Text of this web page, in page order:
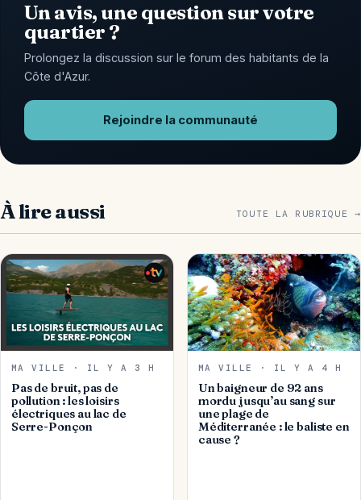
Un avis, une question sur votre
quartier ?
Prolongez la discussion sur le forum des habitants de la
Côte d'Azur.
Rejoindre la communauté
À lire aussi TOUTE LA RUBRIQUE →
MA VILLE · IL Y A 3 H
Pas de bruit, pas de
pollution : les loisirs
électriques au lac de
Serre-Ponçon
MA VILLE · IL Y A 4 H
Un baigneur de 92 ans
mordu jusqu’au sang sur
une plage de
Méditerranée : le baliste en
cause ?